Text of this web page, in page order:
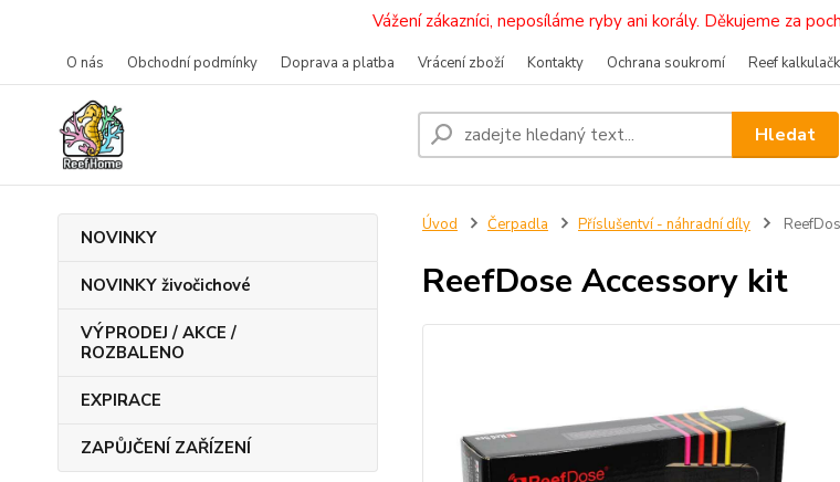
Vážení zákazníci, neposíláme ryby ani korály. Děkujeme za
O nás Obchodní podmínky Doprava a platba Vrácení zboží Kontakty Ochrana soukromí Reef
Hledat
NOVINKY
NOVINKY živočichové
VÝPRODEJ / AKCE /
ROZBALENO
EXPIRACE
ZAPŮJČENÍ ZAŘÍZENÍ
Úvod Čerpadla Příslušentví - náhradní díly
ReefDose Accessory kit